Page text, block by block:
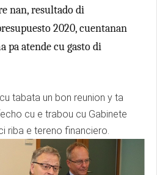
nan, resultado di
2020, cuentanan
pa atende cu gasto di
tabata un bon reunion y ta
cu e trabou cu Gabinete
riba e tereno financiero.